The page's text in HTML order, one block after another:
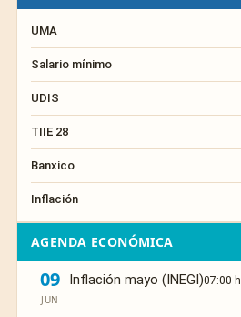
UMA
Salario mínimo
UDIS
TIIE 28
Banxico
Inflación
AGENDA ECONÓMICA
09
JUN
Inflación mayo (INEGI)07:00 h